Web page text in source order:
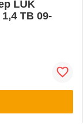
LUK
TB 09-